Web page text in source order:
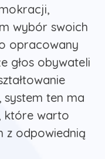
wybór swoich
opracowany
głos obywateli
system ten ma
które warto
z odpowiednią